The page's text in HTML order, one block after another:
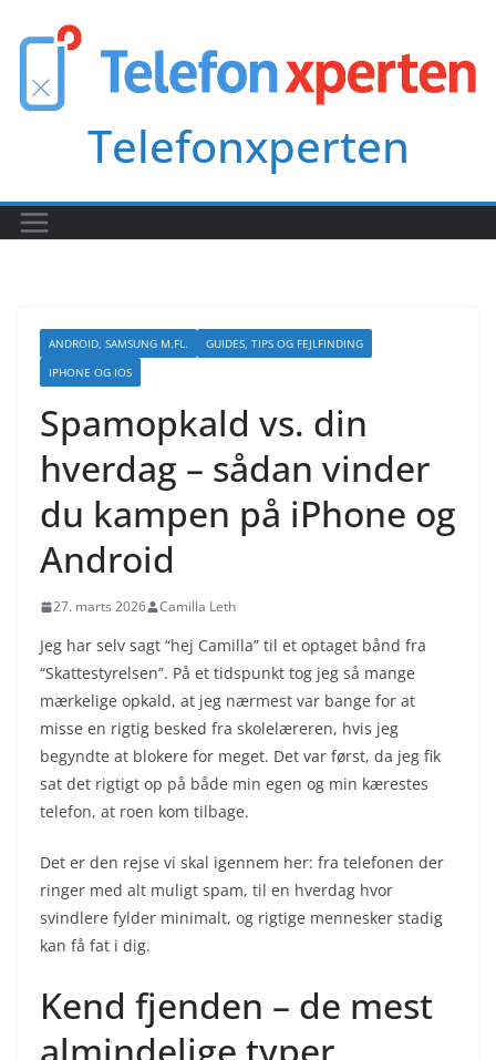
content
Telefonxperten
ANDROID, SAMSUNG M.FL.
GUIDES, TIPS OG FEJLFINDING
IPHONE OG IOS
Spamopkald vs. din
hverdag – sådan vinder
du kampen på iPhone og
Android
27. marts 2026 Camilla Leth
Jeg har selv sagt “hej Camilla” til et optaget bånd fra
“Skattestyrelsen”. På et tidspunkt tog jeg så mange
mærkelige opkald, at jeg nærmest var bange for at
misse en rigtig besked fra skolelæreren, hvis jeg
begyndte at blokere for meget. Det var først, da jeg fik
sat det rigtigt op på både min egen og min kærestes
telefon, at roen kom tilbage.
Det er den rejse vi skal igennem her: fra telefonen der
ringer med alt muligt spam, til en hverdag hvor
svindlere fylder minimalt, og rigtige mennesker stadig
kan få fat i dig.
Kend fjenden – de mest